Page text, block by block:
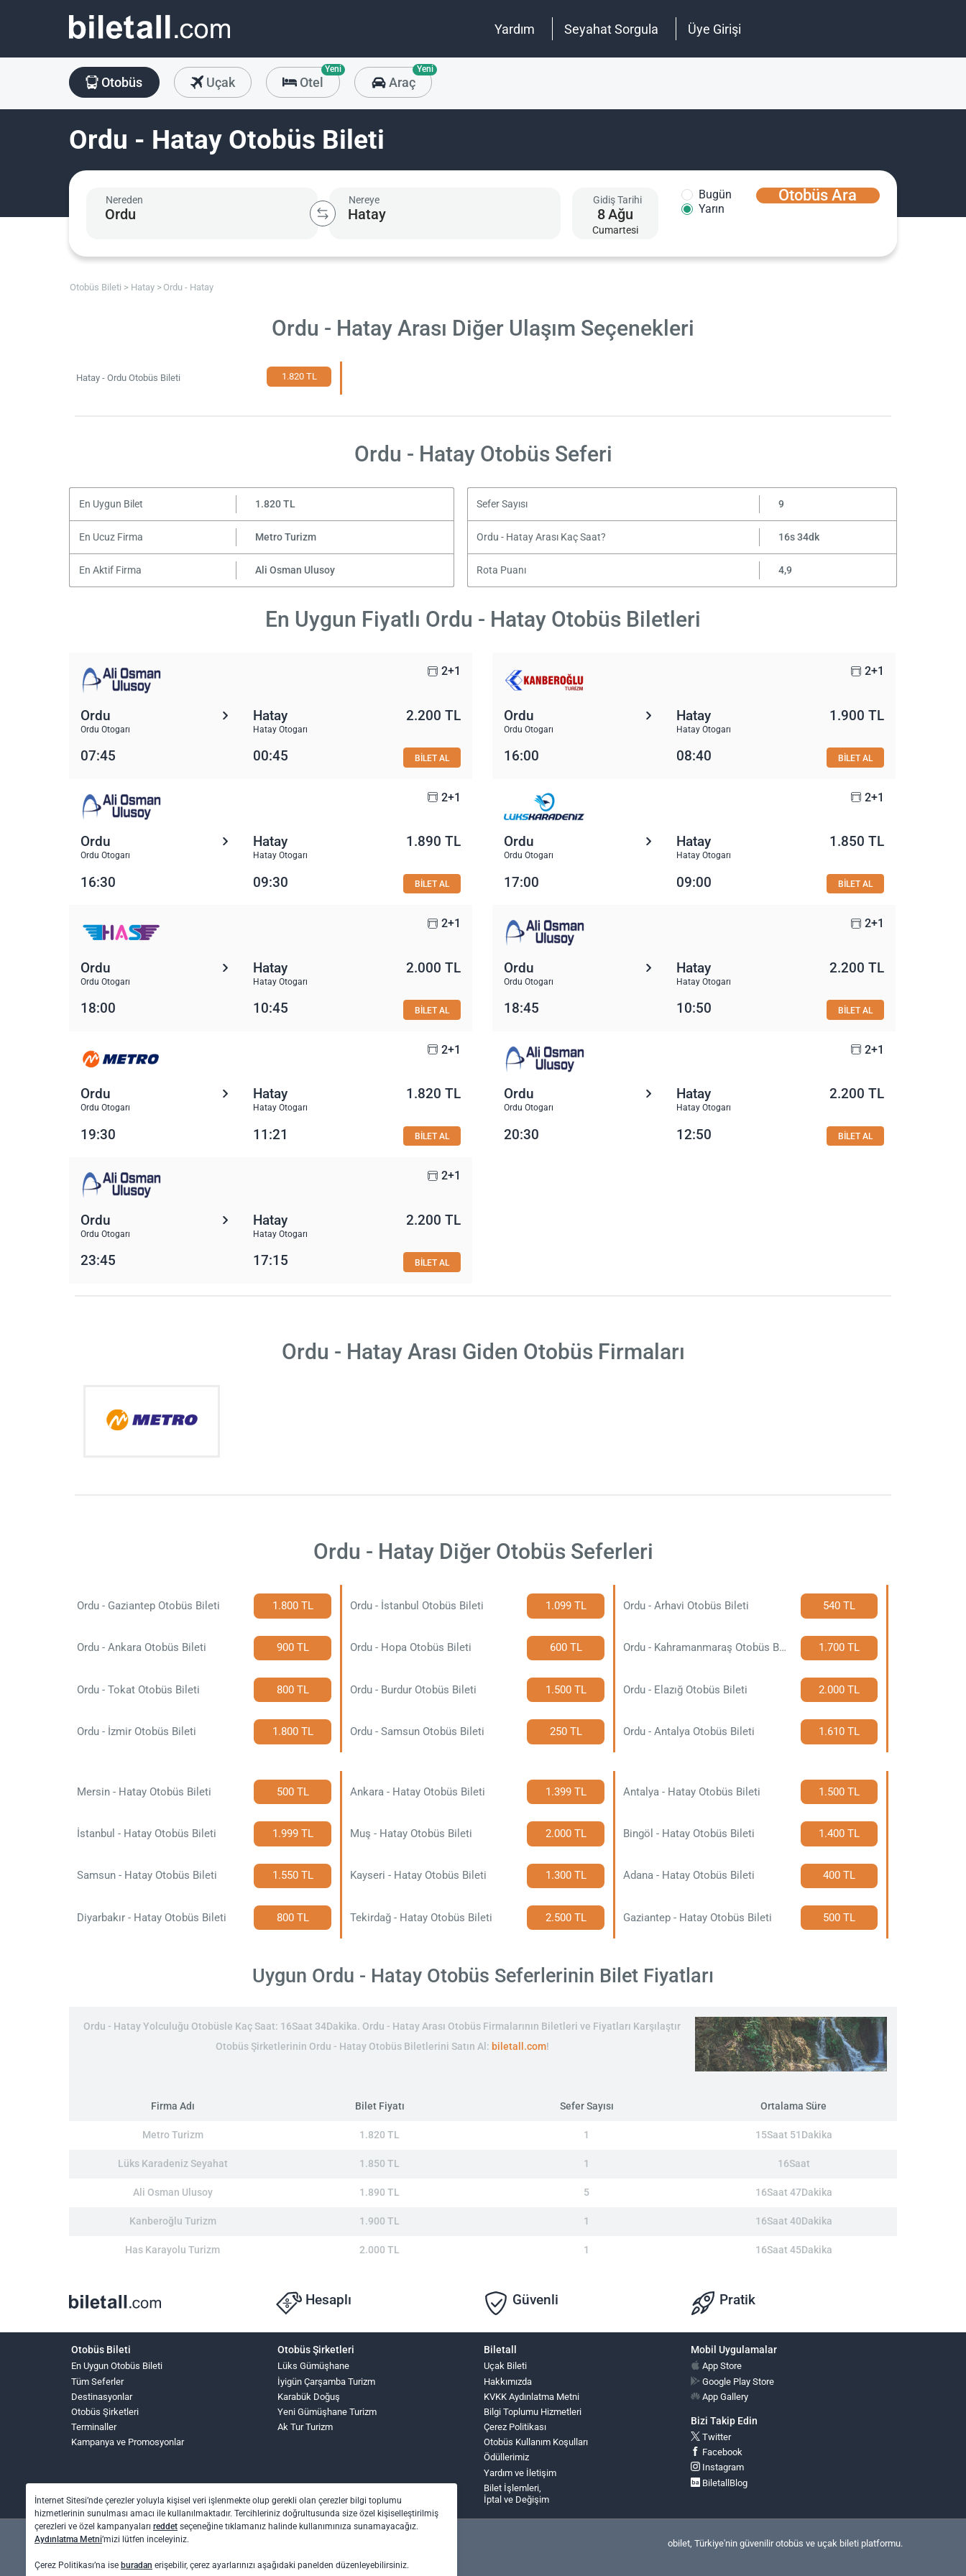
Yardım Seyahat Sorgula Üye Girişi
Otobüs Uçak Otel
Yeni
Araç
Yeni
Ordu - Hatay Otobüs Bileti
Nereden Nereye Gidiş Tarihi
8Ağu
Cumartesi
Bugün
Yarın
Otobüs Ara
Otobüs Bileti Hatay Ordu - Hatay
Ordu - Hatay Arası Diğer Ulaşım Seçenekleri
Hatay - Ordu Otobüs Bileti 1.820 TL
Ordu - Hatay Otobüs Seferi
En Uygun Bilet 1.820 TL Sefer Sayısı 9
En Ucuz Firma Metro Turizm Ordu - Hatay Arası Kaç Saat? 16s 34dk
En Aktif Firma Ali Osman Ulusoy Rota Puanı 4,9
En Uygun Fiyatlı Ordu - Hatay Otobüs Biletleri
2+1
Ordu
Ordu Otogarı
Hatay
Hatay Otogarı
2.200 TL
07:45 00:45 BİLET AL
2+1
Ordu
Ordu Otogarı
Hatay
Hatay Otogarı
1.900 TL
16:00 08:40 BİLET AL
2+1
Ordu
Ordu Otogarı
Hatay
Hatay Otogarı
1.890 TL
16:30 09:30 BİLET AL
2+1
Ordu
Ordu Otogarı
Hatay
Hatay Otogarı
1.850 TL
17:00 09:00 BİLET AL
2+1
Ordu
Ordu Otogarı
Hatay
Hatay Otogarı
2.000 TL
18:00 10:45 BİLET AL
2+1
Ordu
Ordu Otogarı
Hatay
Hatay Otogarı
2.200 TL
18:45 10:50 BİLET AL
2+1
Ordu
Ordu Otogarı
Hatay
Hatay Otogarı
1.820 TL
19:30 11:21 BİLET AL
2+1
Ordu
Ordu Otogarı
Hatay
Hatay Otogarı
2.200 TL
20:30 12:50 BİLET AL
2+1
Ordu
Ordu Otogarı
Hatay
Hatay Otogarı
2.200 TL
23:45 17:15 BİLET AL
Ordu - Hatay Arası Giden Otobüs Firmaları
Ordu - Hatay Diğer Otobüs Seferleri
Ordu - Gaziantep Otobüs Bileti 1.800 TL Ordu - İstanbul Otobüs Bileti 1.099 TL Ordu - Arhavi Otobüs Bileti 540 TL
Ordu - Ankara Otobüs Bileti 900 TL Ordu - Hopa Otobüs Bileti 600 TL Ordu - Kahramanmaraş Otobüs Bileti 1.700 TL
Ordu - Tokat Otobüs Bileti 800 TL Ordu - Burdur Otobüs Bileti 1.500 TL Ordu - Elazığ Otobüs Bileti 2.000 TL
Ordu - İzmir Otobüs Bileti 1.800 TL Ordu - Samsun Otobüs Bileti 250 TL Ordu - Antalya Otobüs Bileti 1.610 TL
Mersin - Hatay Otobüs Bileti 500 TL Ankara - Hatay Otobüs Bileti 1.399 TL Antalya - Hatay Otobüs Bileti 1.500 TL
İstanbul - Hatay Otobüs Bileti 1.999 TL Muş - Hatay Otobüs Bileti 2.000 TL Bingöl - Hatay Otobüs Bileti 1.400 TL
Samsun - Hatay Otobüs Bileti 1.550 TL Kayseri - Hatay Otobüs Bileti 1.300 TL Adana - Hatay Otobüs Bileti 400 TL
Diyarbakır - Hatay Otobüs Bileti 800 TL Tekirdağ - Hatay Otobüs Bileti 2.500 TL Gaziantep - Hatay Otobüs Bileti 500 TL
Uygun Ordu - Hatay Otobüs Seferlerinin Bilet Fiyatları
Ordu - Hatay Yolculuğu Otobüsle Kaç Saat: 16Saat 34Dakika. Ordu - Hatay Arası Otobüs Firmalarının Biletleri ve Fiyatları Karşılaştır
Otobüs Şirketlerinin Ordu - Hatay Otobüs Biletlerini Satın Al: biletall.com!
Firma Adı Bilet Fiyatı Sefer Sayısı Ortalama Süre
Metro Turizm 1.820 TL 1 15Saat 51Dakika
Lüks Karadeniz Seyahat 1.850 TL 1 16Saat
Ali Osman Ulusoy 1.890 TL 5 16Saat 47Dakika
Kanberoğlu Turizm 1.900 TL 1 16Saat 40Dakika
Has Karayolu Turizm 2.000 TL 1 16Saat 45Dakika
Hesaplı Güvenli Pratik
Otobüs Bileti
En Uygun Otobüs Bileti
Tüm Seferler
Destinasyonlar
Otobüs Şirketleri
Terminaller
Kampanya ve Promosyonlar
Otobüs Şirketleri
Lüks Gümüşhane
İyigün Çarşamba Turizm
Karabük Doğuş
Yeni Gümüşhane Turizm
Ak Tur Turizm
Biletall
Uçak Bileti
Hakkımızda
KVKK Aydınlatma Metni
Bilgi Toplumu Hizmetleri
Çerez Politikası
Otobüs Kullanım Koşulları
Ödüllerimiz
Yardım ve İletişim
Bilet İşlemleri,
İptal ve Değişim
Mobil Uygulamalar
App Store
Google Play Store
App Gallery
Bizi Takip Edin
Twitter
Facebook
Instagram
BiletallBlog
obilet, Türkiye'nin güvenilir otobüs ve uçak bileti platformu.
İnternet Sitesi’nde çerezler yoluyla kişisel veri işlenmekte olup gerekli olan çerezler bilgi toplumu
hizmetlerinin sunulması amacı ile kullanılmaktadır. Tercihleriniz doğrultusunda size özel kişiselleştirilmiş
çerezleri ve özel kampanyaları reddet seçeneğine tıklamanız halinde kullanımınıza sunamayacağız.
Aydınlatma Metni’mizi lütfen inceleyiniz.
Çerez Politikası’na ise buradan erişebilir, çerez ayarlarınızı aşağıdaki panelden düzenleyebilirsiniz.